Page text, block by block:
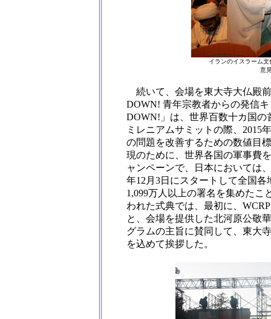
イランのイスラーム
意
続いて、会場を東大寺大仏殿
DOWN! 青年宗教者からの発信
DOWN!」は、世界百数十カ国の
ミレニアムサミットの際、2015
の問題を改善するための数値目
現のために、世界各国の軍事費
ャンペーンで、日本においては
年12月3日にスタートして全国
1,099万人以上の署名を集めた
われた式典では、最初に、
と、会場を提供した北河原公敬
グラムの主旨に賛同して、東大
を込めて挨拶した。